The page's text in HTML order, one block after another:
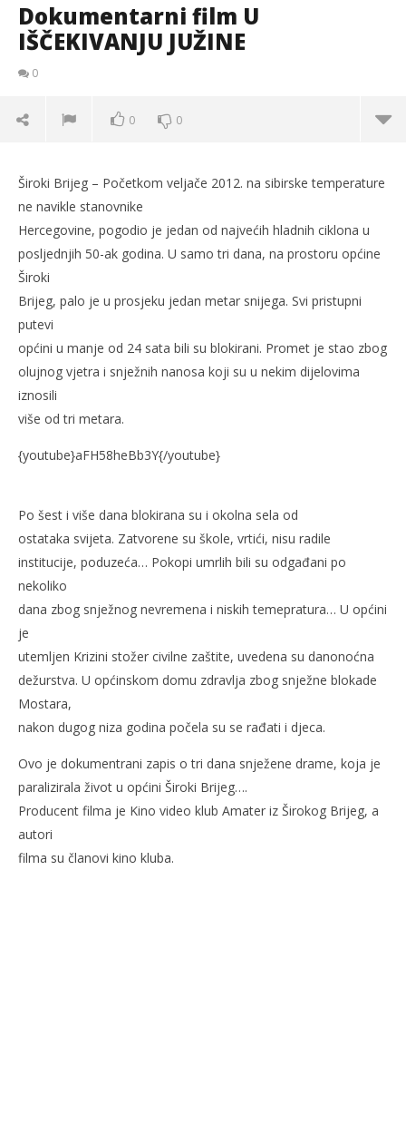
Dokumentarni film U
IŠČEKIVANJU JUŽINE
0
0 0
14.
veljače
Široki Brijeg – Početkom veljače 2012. na sibirske temperature
ne navikle stanovnike
Hercegovine, pogodio je jedan od najvećih hladnih ciklona u
posljednjih 50-ak godina. U samo tri dana, na prostoru općine
Široki
Brijeg, palo je u prosjeku jedan metar snijega. Svi pristupni
putevi
općini u manje od 24 sata bili su blokirani. Promet je stao zbog
olujnog vjetra i snježnih nanosa koji su u nekim dijelovima
iznosili
više od tri metara.
{youtube}aFH58heBb3Y{/youtube}
Po šest i više dana blokirana su i okolna sela od
ostataka svijeta. Zatvorene su škole, vrtići, nisu radile
institucije, poduzeća… Pokopi umrlih bili su odgađani po
nekoliko
dana zbog snježnog nevremena i niskih temepratura… U općini
je
utemljen Krizini stožer civilne zaštite, uvedena su danonoćna
dežurstva. U općinskom domu zdravlja zbog snježne blokade
Mostara,
nakon dugog niza godina počela su se rađati i djeca.
Ovo je dokumentrani zapis o tri dana snježene drame, koja je
paralizirala život u općini Široki Brijeg….
Producent filma je Kino video klub Amater iz Širokog Brijeg, a
autori
filma su članovi kino kluba.